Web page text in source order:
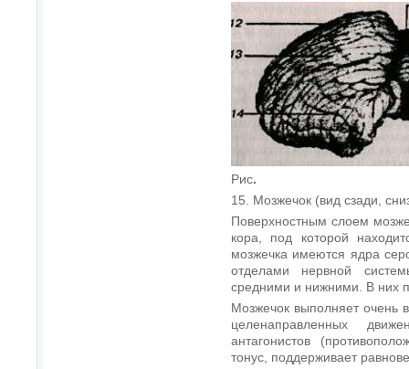
Рис.
15. Мозжечок (вид сзади,
Поверхностным слоем
кора, под которой
мозжечка имеются ядра
отделами нервной
средними и нижними. В них
Мозжечок выполняет очень
целенаправленных
антагонистов
тонус, поддерживает